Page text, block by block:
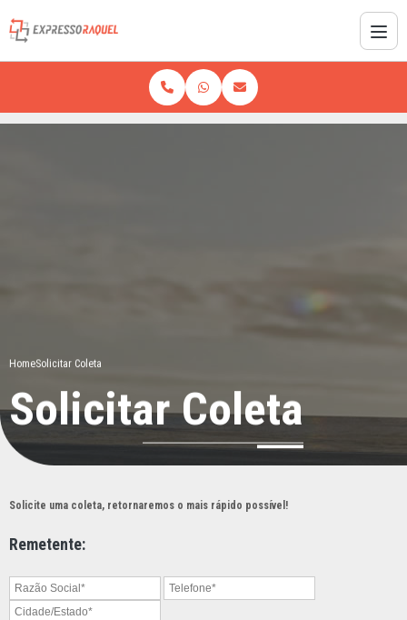
HomeSolicitar Coleta
Solicitar Coleta
Solicite uma coleta, retornaremos o mais rápido possível!
Remetente: